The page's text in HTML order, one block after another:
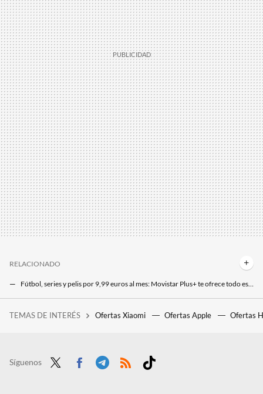
RELACIONADO
Fútbol, series y pelis por 9,99 euros al mes: Movistar Plus+ te ofrece todo eso sin permanencia. Y puedes compartir cuenta
Hace años que un chef catalán acabó con el debate de la tortilla de patatas de forma radical: inventando una sin patatas y sin huevo
TEMAS DE INTERÉS Ofertas Xiaomi Ofertas Apple Ofertas
Síguenos